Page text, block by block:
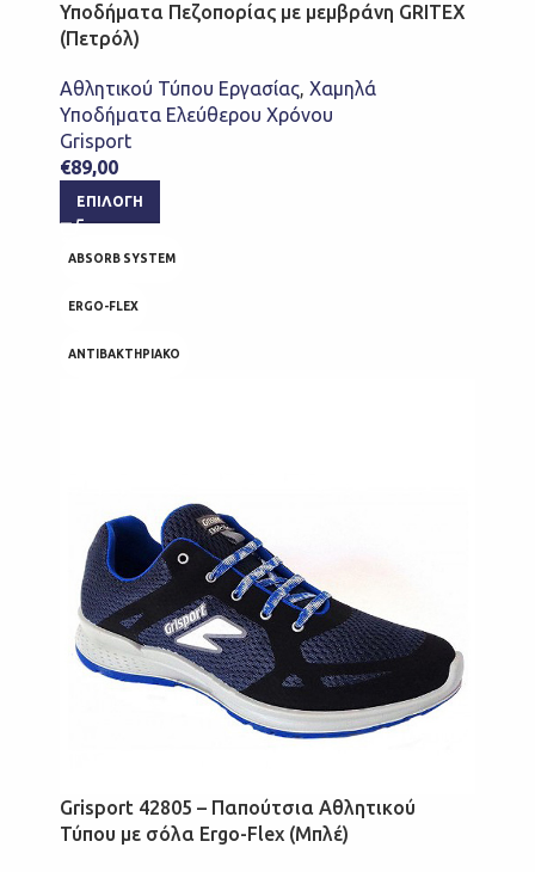
Υποδήματα Πεζοπορίας με μεμβράνη GRITEX
(Πετρόλ)
Αθλητικού Τύπου Εργασίας, Χαμηλά
Υποδήματα Ελεύθερου Χρόνου
Grisport
€89,00
ΕΠΙΛΟΓΉ
ABSORB SYSTEM
ERGO-FLEX
ΑΝΤΙΒΑΚΤΗΡΙΑΚΟ
Grisport 42805 – Παπούτσια Αθλητικού
Τύπου με σόλα Ergo-Flex (Μπλέ)